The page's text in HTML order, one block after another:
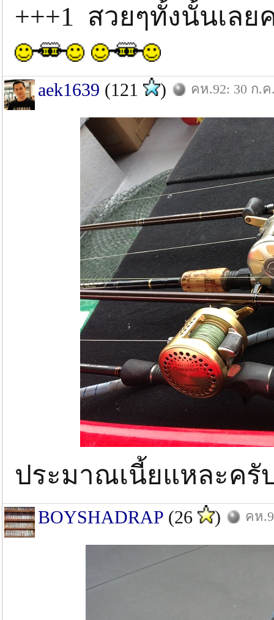
+++1 สวยๆทั้งนั้นเ
aek1639 (121 ) คห.92: 30 ก.ค
ประมาณเนี้ยแหละครั
BOYSHADRAP (26 ) คห